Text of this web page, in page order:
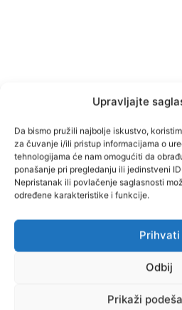
Upravljajte
Da bismo pružili najbolje iskustvo,
za čuvanje i/ili pristup informacijama o
tehnologijama će nam omogućiti da
ponašanje pri pregledanju ili jedinstveni
Nepristanak ili povlačenje saglasnosti
određene karakteristike i funkcije.
Prihvati
Odbij
Prikaži
TAGOVI Maglaj
Najnovije vijesti